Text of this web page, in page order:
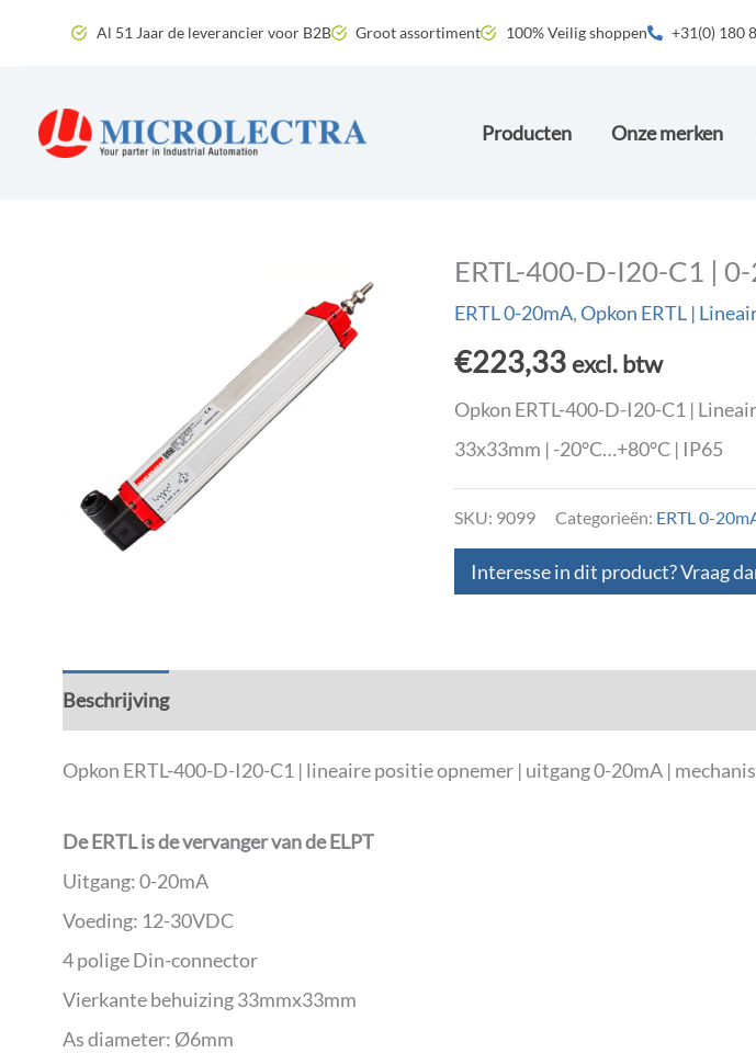
inhoud
Al 51 Jaar de leverancier voor B2B Groot assortiment 100% Veilig shoppen +31(0) 180
Producten Onze merken
ERTL-400-D-I20-C1 |
ERTL 0-20mA,Opkon ERTL |
€223,33 excl. btw
Opkon ERTL-400-D-I20-C1 |
33x33mm | -20°C…+80°C | IP65
SKU: 9099 Categorieën: ERTL 0-
Interesse in dit product? Vraag
Beschrijving
Opkon ERTL-400-D-I20-C1 | lineaire positie opnemer | uitgang 0-20mA |
De ERTL is de vervanger van de ELPT
Uitgang: 0-20mA
Voeding: 12-30VDC
4 polige Din-connector
Vierkante behuizing 33mmx33mm
As diameter: Ø6mm